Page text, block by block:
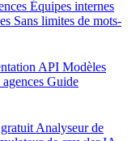
Équipes internes
Sans limites de mots-
API Modèles
Guide
Analyseur de